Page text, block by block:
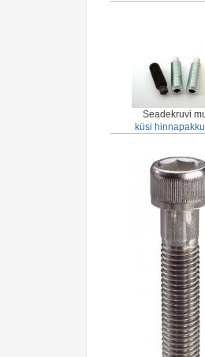
Seadekruvi
küsi